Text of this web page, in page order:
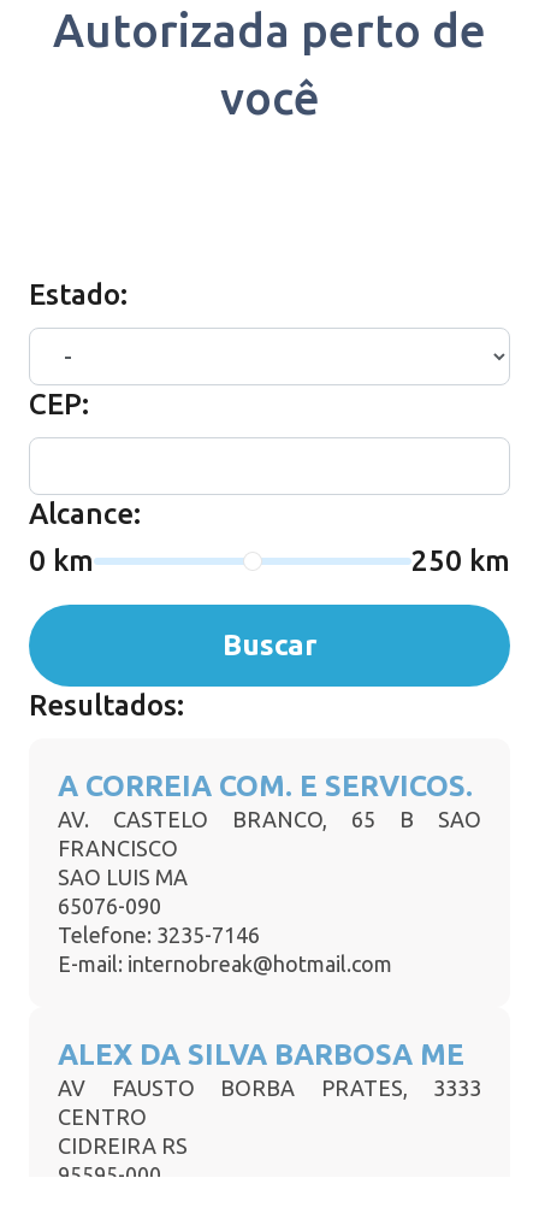
Autorizada perto de
você
Estado:
CEP:
Alcance:
0 km
250 km
Buscar
Resultados:
A CORREIA COM. E SERVICOS.
AV. CASTELO BRANCO, 65 B SAO
FRANCISCO
SAO LUIS MA
65076-090
Telefone: 3235-7146
E-mail: internobreak@hotmail.com
ALEX DA SILVA BARBOSA ME
AV FAUSTO BORBA PRATES, 3333
CENTRO
CIDREIRA RS
95595-000